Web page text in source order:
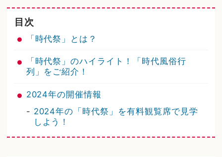
目次
「時代祭」とは？
「時代祭」のハイライト！「時代風俗行
列」をご紹介！
2024年の開催情報
- 2024年の「時代祭」を有料観覧席で見学
しよう！